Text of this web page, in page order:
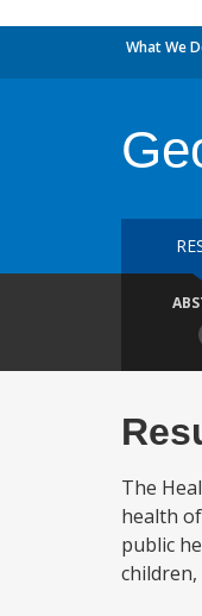
What We
The
health
public